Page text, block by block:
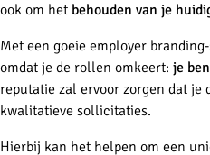
ook om het behouden van je
Met een goeie employer
omdat je de rollen omkeert: je
reputatie zal ervoor zorgen dat
kwalitatieve sollicitaties.
Hierbij kan het helpen om een